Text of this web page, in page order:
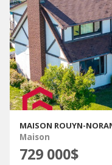
MAISON ROUYN-
Maison
729 000$